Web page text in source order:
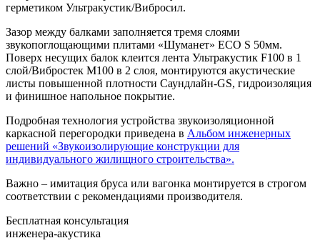
герметиком Ультракустик/Вибросил.
Зазор между балками заполняется тремя слоями
звукопоглощающими плитами «Шуманет» ECO S 50мм.
Поверх несущих балок клеится лента Ультракустик F100 в 1
слой/Вибростек M100 в 2 слоя, монтируются акустические
листы повышенной плотности Саундлайн-GS, гидроизоляция
и финишное напольное покрытие.
Подробная технология устройства звукоизоляционной
каркасной перегородки приведена в Альбом инженерных
решений «Звукоизолирующие конструкции для
индивидуального жилищного строительства».
Важно – имитация бруса или вагонка монтируется в строгом
соответствии с рекомендациями производителя.
Бесплатная консультация
инженера-акустика